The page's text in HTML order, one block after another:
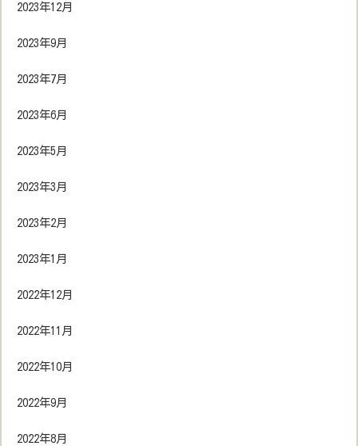
2023年12月
2023年9月
2023年7月
2023年6月
2023年5月
2023年3月
2023年2月
2023年1月
2022年12月
2022年11月
2022年10月
2022年9月
2022年8月